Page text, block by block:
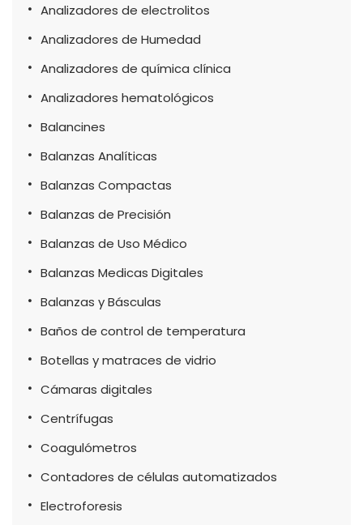
Analizadores de electrolitos
Analizadores de Humedad
Analizadores de química clínica
Analizadores hematológicos
Balancines
Balanzas Analíticas
Balanzas Compactas
Balanzas de Precisión
Balanzas de Uso Médico
Balanzas Medicas Digitales
Balanzas y Básculas
Baños de control de temperatura
Botellas y matraces de vidrio
Cámaras digitales
Centrífugas
Coagulómetros
Contadores de células automatizados
Electroforesis